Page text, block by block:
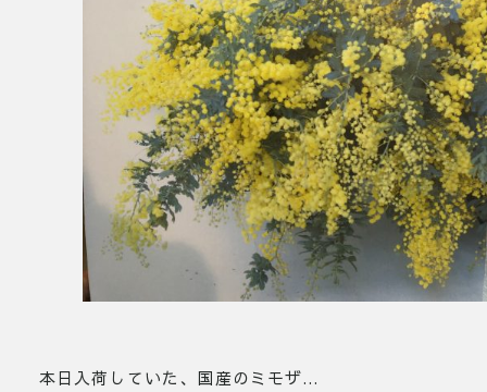
本日入荷していた、国産のミモザ…